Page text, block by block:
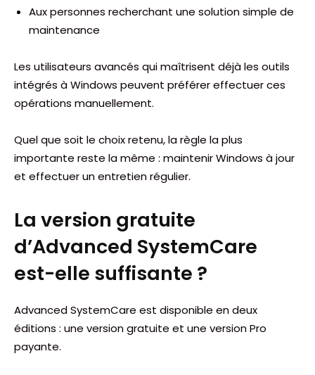
Aux personnes recherchant une solution simple de
maintenance
Les utilisateurs avancés qui maîtrisent déjà les outils
intégrés à Windows peuvent préférer effectuer ces
opérations manuellement.
Quel que soit le choix retenu, la règle la plus
importante reste la même : maintenir Windows à jour
et effectuer un entretien régulier.
La version gratuite
d’Advanced SystemCare
est-elle suffisante ?
Advanced SystemCare est disponible en deux
éditions : une version gratuite et une version Pro
payante.